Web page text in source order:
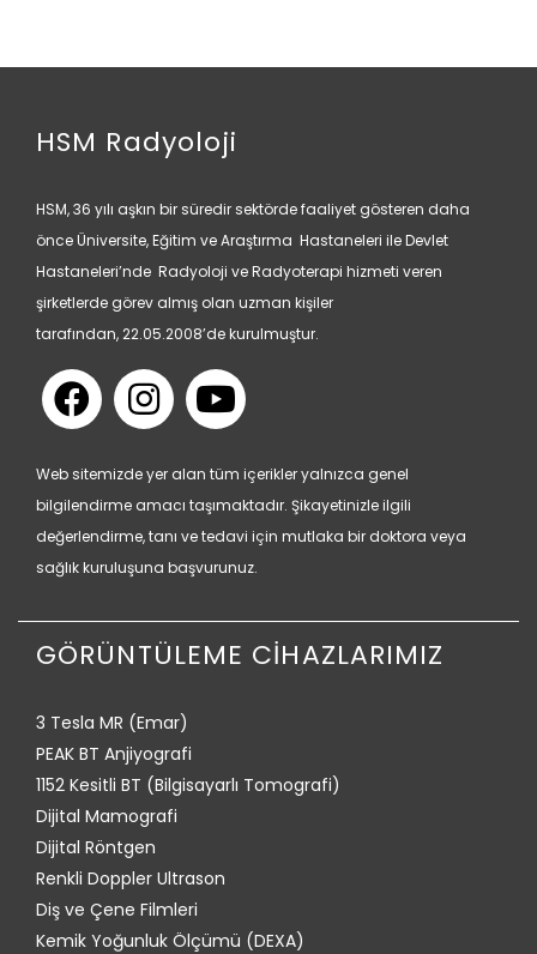
HSM Radyoloji
HSM, 36 yılı aşkın bir süredir sektörde faaliyet gösteren daha
önce Üniversite, Eğitim ve Araştırma Hastaneleri ile Devlet
Hastaneleri’nde Radyoloji ve Radyoterapi hizmeti veren
şirketlerde görev almış olan uzman kişiler
tarafından, 22.05.2008’de kurulmuştur.
Web sitemizde yer alan tüm içerikler yalnızca genel
bilgilendirme amacı taşımaktadır. Şikayetinizle ilgili
değerlendirme, tanı ve tedavi için mutlaka bir doktora veya
sağlık kuruluşuna başvurunuz.
GÖRÜNTÜLEME CİHAZLARIMIZ
3 Tesla MR (Emar)
PEAK BT Anjiyografi
1152 Kesitli BT (Bilgisayarlı Tomografi)
Dijital Mamografi
Dijital Röntgen
Renkli Doppler Ultrason
Diş ve Çene Filmleri
Kemik Yoğunluk Ölçümü (DEXA)